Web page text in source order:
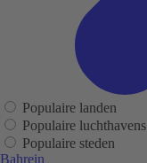
Populaire landen
Populaire luchthavens
Populaire steden
Bahrein